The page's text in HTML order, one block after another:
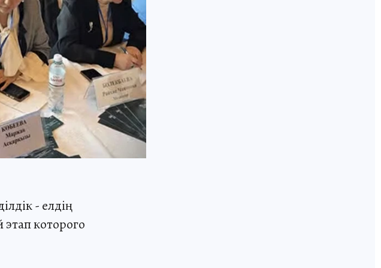
- елдің
этап которого